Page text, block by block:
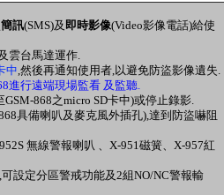
簡訊(SMS)及即時影像(Video影像電話)給使
雲台馬達運作.
中,然後再通知使用者,以避免防盜影像遺失.
進行遠端現場監看 及監聽.
GSM-868之micro SD卡中)或停止錄影.
具備喇叭及麥克風外插孔),達到防盜嚇阻
無線警報喇叭 、X-951磁簧、X-957紅
可設定分區警戒功能及2組NO/NC警報輸